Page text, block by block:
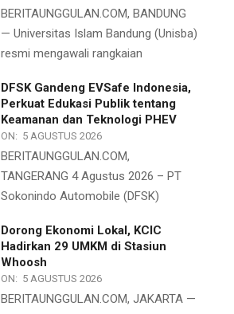
BERITAUNGGULAN.COM, BANDUNG
— Universitas Islam Bandung (Unisba)
resmi mengawali rangkaian
DFSK Gandeng EVSafe Indonesia,
Perkuat Edukasi Publik tentang
Keamanan dan Teknologi PHEV
ON: 5 AGUSTUS 2026
BERITAUNGGULAN.COM,
TANGERANG 4 Agustus 2026 – PT
Sokonindo Automobile (DFSK)
Dorong Ekonomi Lokal, KCIC
Hadirkan 29 UMKM di Stasiun
Whoosh
ON: 5 AGUSTUS 2026
BERITAUNGGULAN.COM, JAKARTA —